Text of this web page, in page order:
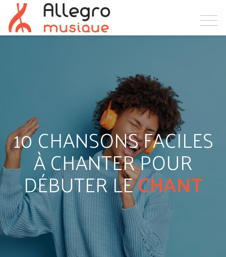
10 CHANSONS FACILES
À CHANTER POUR
DÉBUTER LECHANT